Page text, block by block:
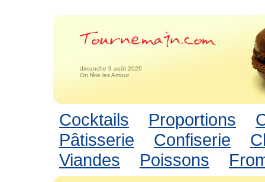
dimanche 9 août 2026
On fête les Amour
Cocktails Proportions
Pâtisserie
Confiserie
Viandes
Poissons